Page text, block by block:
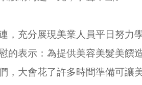
，充分展現美業人員平日努力
的表示：為提供美容美髮美饌
，大會花了許多時間準備可讓